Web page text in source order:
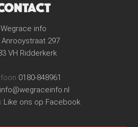
Wegrace info
Anrooystraat 297
VH Ridderkerk
0180-848961
info@wegraceinfo.nl
Like ons op Facebook